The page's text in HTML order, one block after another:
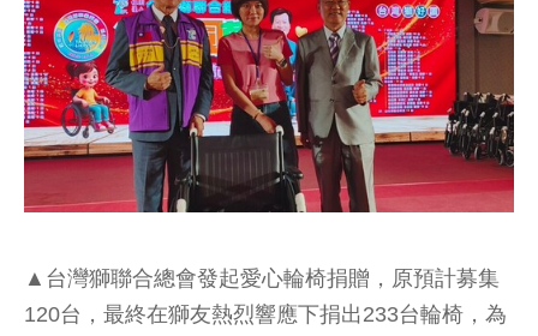
▲台灣獅聯合總會發起愛心輪椅捐贈，原預計募集
120台，最終在獅友熱烈響應下捐出233台輪椅，為